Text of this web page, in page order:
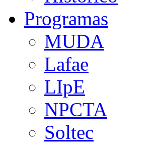
Programas
MUDA
Lafae
LIpE
NPCTA
Soltec